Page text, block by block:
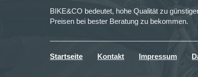
BIKE&CO bedeutet, hohe Qualität zu
Preisen bei bester Beratung zu bekommen.
Startseite Kontakt Impressum